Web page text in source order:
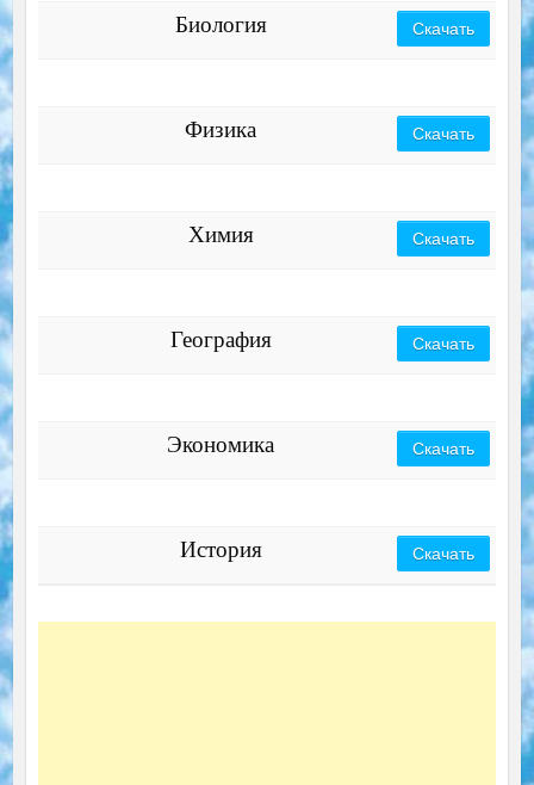
Биология Скачать
Физика Скачать
Химия Скачать
География Скачать
Экономика Скачать
История Скачать